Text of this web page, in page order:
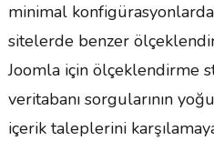
minimal
sitelerde benzer
Joomla için ölçeklendirme
veritabanı sorgularının
içerik taleplerini